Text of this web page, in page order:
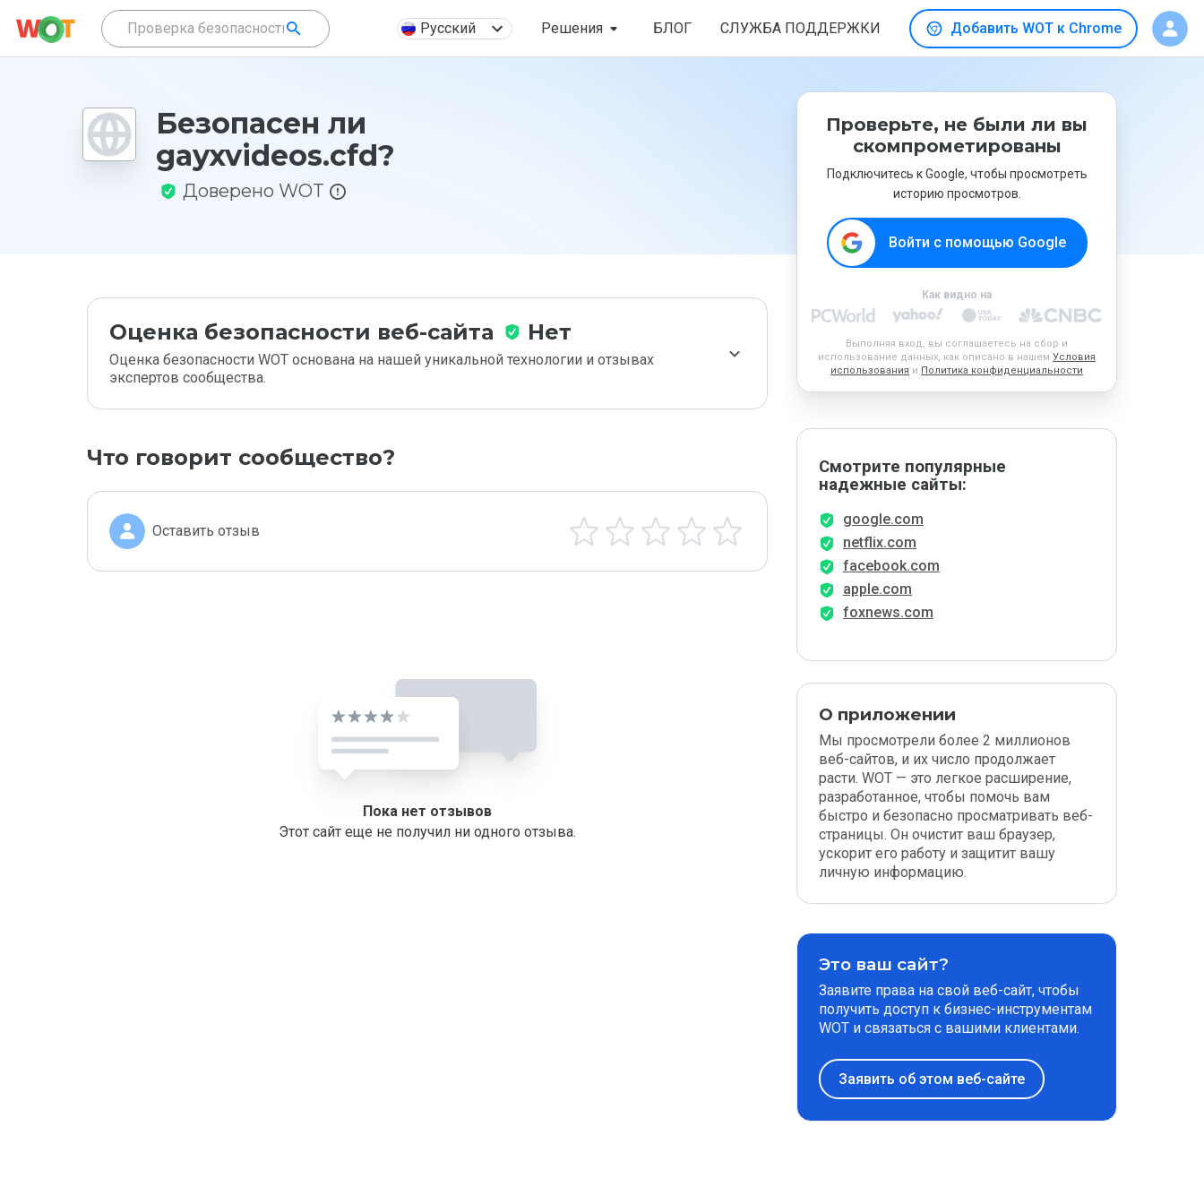
Русский Решения БЛОГ СЛУЖБА ПОДДЕРЖКИ Добавить WOT к Chrome
Безопасен ли
gayxvideos.cfd?
Доверено WOT
Оценка безопасности веб-сайта Нет
Оценка безопасности WOT основана на нашей уникальной технологии и отзывах
экспертов сообщества.
Что говорит сообщество?
Оставить отзыв
Пока нет отзывов
Этот сайт еще не получил ни одного отзыва.
Проверьте, не были ли вы
скомпрометированы
Подключитесь к Google, чтобы просмотреть
историю просмотров.
Войти с помощью Google
Как видно на
Выполняя вход, вы соглашаетесь на сбор и
использование данных, как описано в нашем Условия
использования и Политика конфиденциальности
Смотрите популярные
надежные сайты:
google.com
netflix.com
facebook.com
apple.com
foxnews.com
О приложении
Мы просмотрели более 2 миллионов
веб-сайтов, и их число продолжает
расти. WOT — это легкое расширение,
разработанное, чтобы помочь вам
быстро и безопасно просматривать веб-
страницы. Он очистит ваш браузер,
ускорит его работу и защитит вашу
личную информацию.
Это ваш сайт?
Заявите права на свой веб-сайт, чтобы
получить доступ к бизнес-инструментам
WOT и связаться с вашими клиентами.
Заявить об этом веб-сайте